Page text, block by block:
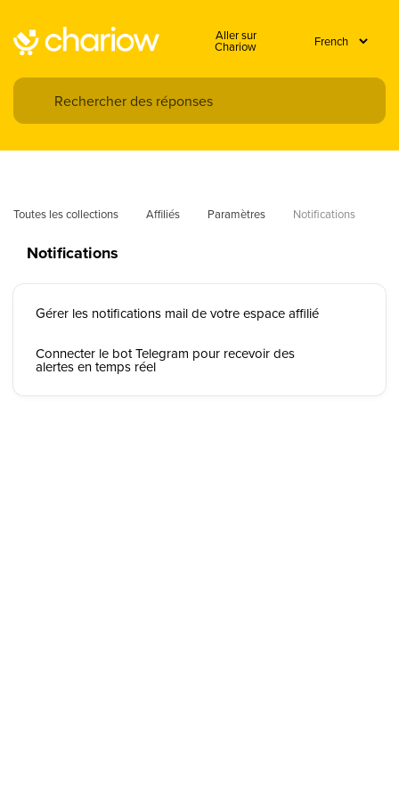
Aller sur
Chariow
Toutes les collections Affiliés Paramètres Notifications
Notifications
Gérer les notifications mail de votre espace affilié
Connecter le bot Telegram pour recevoir des
alertes en temps réel